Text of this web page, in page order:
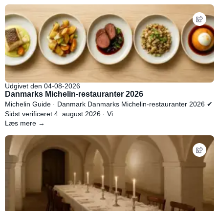
Udgivet den 04-08-2026
Danmarks Michelin-restauranter 2026
Michelin Guide · Danmark Danmarks Michelin-restauranter 2026 ✔
Sidst verificeret 4. august 2026 · Vi...
Læs mere →